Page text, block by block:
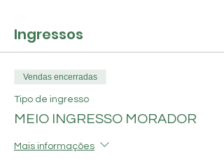
Ingressos
Vendas encerradas
Tipo de ingresso
MEIO INGRESSO MORADOR
Mais informações